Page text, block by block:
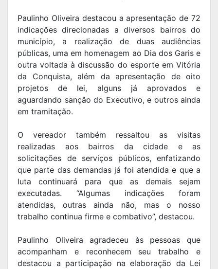
Paulinho Oliveira destacou a apresentação de 72
indicações direcionadas a diversos bairros do
município, a realização de duas audiências
públicas, uma em homenagem ao Dia dos Garis e
outra voltada à discussão do esporte em Vitória
da Conquista, além da apresentação de oito
projetos de lei, alguns já aprovados e
aguardando sanção do Executivo, e outros ainda
em tramitação.
O vereador também ressaltou as visitas
realizadas aos bairros da cidade e as
solicitações de serviços públicos, enfatizando
que parte das demandas já foi atendida e que a
luta continuará para que as demais sejam
executadas. “Algumas indicações foram
atendidas, outras ainda não, mas o nosso
trabalho continua firme e combativo”, destacou.
Paulinho Oliveira agradeceu às pessoas que
acompanham e reconhecem seu trabalho e
destacou a participação na elaboração da Lei